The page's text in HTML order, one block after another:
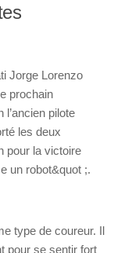
Jorge Lorenzo
prochain
pilote
les deux
pour la victoire
un robot&quot ;.
type de coureur. Il
pour se sentir fort